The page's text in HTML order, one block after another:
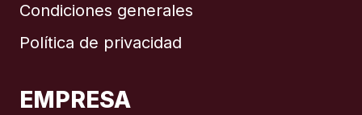
Condiciones generales
Política de privacidad
EMPRESA